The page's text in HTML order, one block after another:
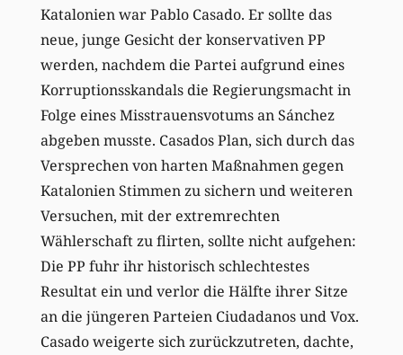
Katalonien war Pablo Casado. Er sollte das
neue, junge Gesicht der konservativen PP
werden, nachdem die Partei aufgrund eines
Korruptionsskandals die Regierungsmacht in
Folge eines Misstrauensvotums an Sánchez
abgeben musste. Casados Plan, sich durch das
Versprechen von harten Maßnahmen gegen
Katalonien Stimmen zu sichern und weiteren
Versuchen, mit der extremrechten
Wählerschaft zu flirten, sollte nicht aufgehen:
Die PP fuhr ihr historisch schlechtestes
Resultat ein und verlor die Hälfte ihrer Sitze
an die jüngeren Parteien Ciudadanos und Vox.
Casado weigerte sich zurückzutreten, dachte,